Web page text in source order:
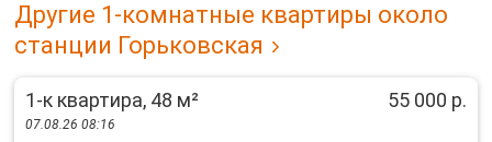
Другие 1-комнатные квартиры около
станции Горьковская
1-к квартира, 48 м² 55 000 р.
07.08.26 08:16